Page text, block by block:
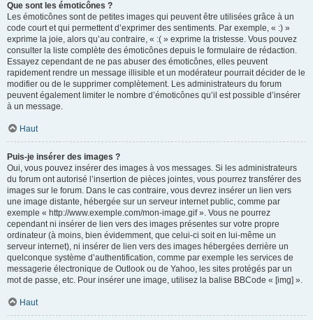
Que sont les émoticônes ?
Les émoticônes sont de petites images qui peuvent être utilisées grâce à un
code court et qui permettent d’exprimer des sentiments. Par exemple, « :) »
exprime la joie, alors qu’au contraire, « :( » exprime la tristesse. Vous pouvez
consulter la liste complète des émoticônes depuis le formulaire de rédaction.
Essayez cependant de ne pas abuser des émoticônes, elles peuvent
rapidement rendre un message illisible et un modérateur pourrait décider de le
modifier ou de le supprimer complètement. Les administrateurs du forum
peuvent également limiter le nombre d’émoticônes qu’il est possible d’insérer
à un message.
Haut
Puis-je insérer des images ?
Oui, vous pouvez insérer des images à vos messages. Si les administrateurs
du forum ont autorisé l’insertion de pièces jointes, vous pourrez transférer des
images sur le forum. Dans le cas contraire, vous devrez insérer un lien vers
une image distante, hébergée sur un serveur internet public, comme par
exemple « http://www.exemple.com/mon-image.gif ». Vous ne pourrez
cependant ni insérer de lien vers des images présentes sur votre propre
ordinateur (à moins, bien évidemment, que celui-ci soit en lui-même un
serveur internet), ni insérer de lien vers des images hébergées derrière un
quelconque système d’authentification, comme par exemple les services de
messagerie électronique de Outlook ou de Yahoo, les sites protégés par un
mot de passe, etc. Pour insérer une image, utilisez la balise BBCode « [img] ».
Haut